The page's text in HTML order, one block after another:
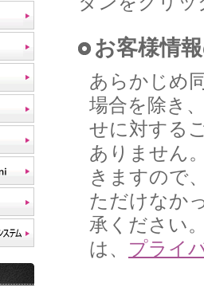
お客様情
あらかじめ
場合を除き
せに対する
ありません
きますので
ただけなか
承ください
は、 プライ